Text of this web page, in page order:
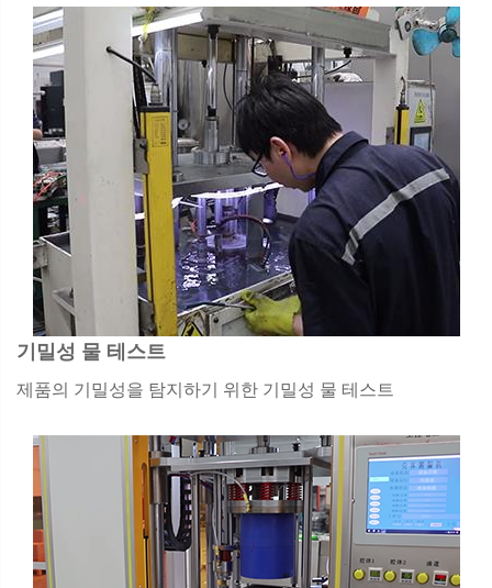
기밀성 물 테스트
제품의 기밀성을 탐지하기 위한 기밀성 물 테스트